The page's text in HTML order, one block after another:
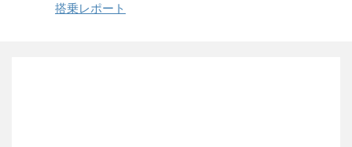
搭乗レポート